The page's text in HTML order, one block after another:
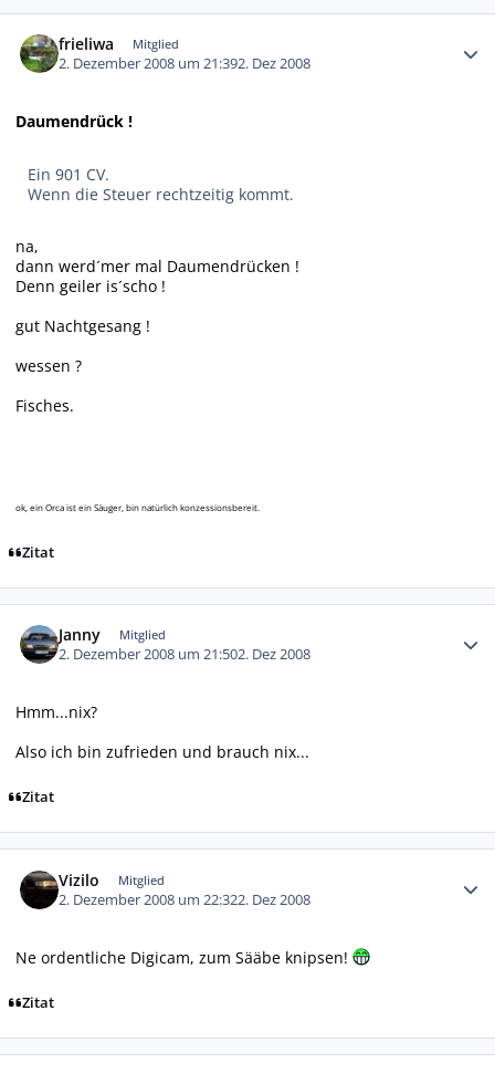
frieliwa Mitglied
2. Dezember 2008 um 21:392. Dez 2008
Daumendrück !
Ein 901 CV.
Wenn die Steuer rechtzeitig kommt.
na,
dann werd´mer mal Daumendrücken !
Denn geiler is´scho !
gut Nachtgesang !
wessen ?
Fisches.
ok, ein Orca ist ein Säuger, bin natürlich konzessionsbereit.
Zitat
Janny Mitglied
2. Dezember 2008 um 21:502. Dez 2008
Hmm...nix?
Also ich bin zufrieden und brauch nix...
Zitat
Vizilo Mitglied
2. Dezember 2008 um 22:322. Dez 2008
Ne ordentliche Digicam, zum Sääbe knipsen!
Zitat